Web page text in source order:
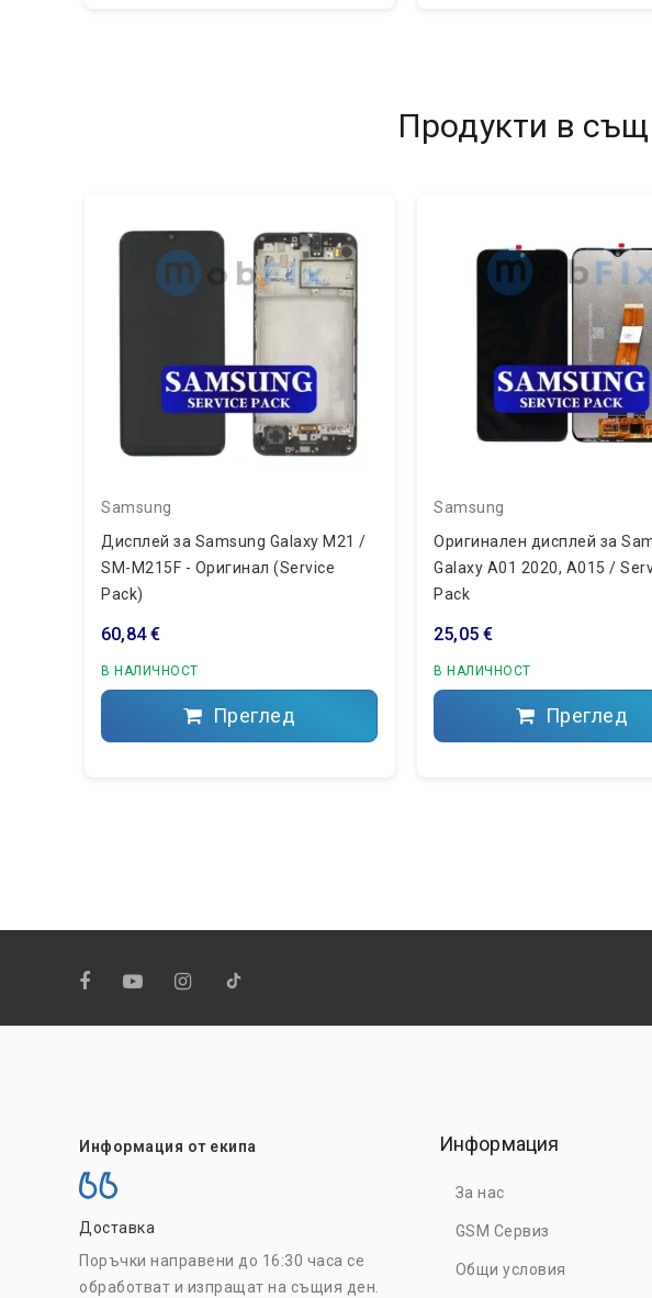
Продукти в
Samsung
Дисплей за Samsung Galaxy M21 /
SM-M215F - Оригинал (Service
Pack)
60,84 €
В НАЛИЧНОСТ
Преглед
Samsung
Оригинален дисплей за
Galaxy A01 2020, A015 /
Pack
25,05 €
В НАЛИЧНОСТ
Преглед
Информация от екипа
Доставка
Поръчки направени до 16:30 часа се
обработват и изпращат на същия ден.
Регистрирайте търговски акаунт и
Информация
За нас
GSM Сервиз
Общи условия